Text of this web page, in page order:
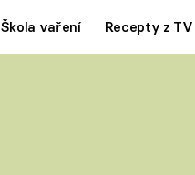
Škola vaření Recepty z TV